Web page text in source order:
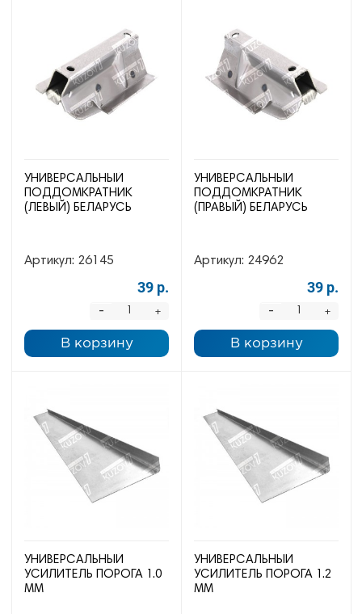
УНИВЕРСАЛЬНЫЙ
ПОДДОМКРАТНИК
(ЛЕВЫЙ) БЕЛАРУСЬ
Артикул: 26145
39 р.
+
-
В корзину
УНИВЕРСАЛЬНЫЙ
ПОДДОМКРАТНИК
(ПРАВЫЙ) БЕЛАРУСЬ
Артикул: 24962
39 р.
+
-
В корзину
УНИВЕРСАЛЬНЫЙ
УСИЛИТЕЛЬ ПОРОГА 1.0
ММ
УНИВЕРСАЛЬНЫЙ
УСИЛИТЕЛЬ ПОРОГА 1.2
ММ